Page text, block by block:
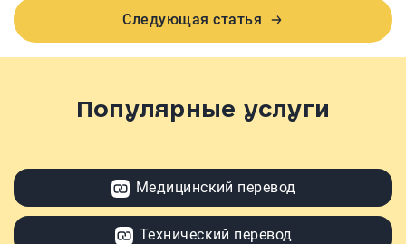
Следующая статья
Популярные услуги
Медицинский перевод
Технический перевод